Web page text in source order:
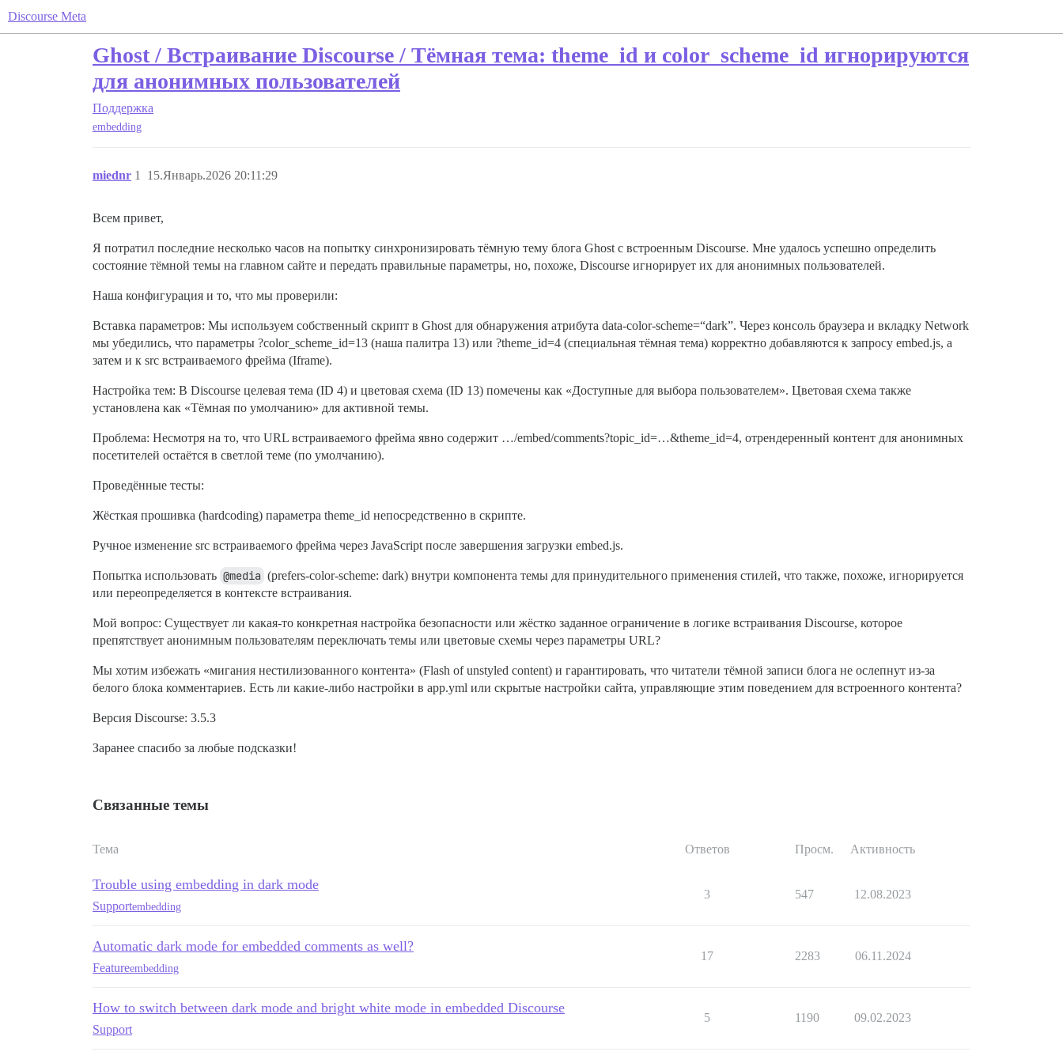
Discourse Meta
Ghost / Встраивание Discourse / Тёмная тема: theme_id и color_scheme_id игнорируются
для анонимных пользователей
Поддержка
embedding
miednr 15.Январь.2026 20:11:29
1
Всем привет,
Я потратил последние несколько часов на попытку синхронизировать тёмную тему блога Ghost с встроенным Discourse. Мне удалось успешно определить
состояние тёмной темы на главном сайте и передать правильные параметры, но, похоже, Discourse игнорирует их для анонимных пользователей.
Наша конфигурация и то, что мы проверили:
Вставка параметров: Мы используем собственный скрипт в Ghost для обнаружения атрибута data-color-scheme=“dark”. Через консоль браузера и вкладку Network
мы убедились, что параметры ?color_scheme_id=13 (наша палитра 13) или ?theme_id=4 (специальная тёмная тема) корректно добавляются к запросу embed.js, а
затем и к src встраиваемого фрейма (Iframe).
Настройка тем: В Discourse целевая тема (ID 4) и цветовая схема (ID 13) помечены как «Доступные для выбора пользователем». Цветовая схема также
установлена как «Тёмная по умолчанию» для активной темы.
Проблема: Несмотря на то, что URL встраиваемого фрейма явно содержит …/embed/comments?topic_id=…&theme_id=4, отрендеренный контент для анонимных
посетителей остаётся в светлой теме (по умолчанию).
Проведённые тесты:
Жёсткая прошивка (hardcoding) параметра theme_id непосредственно в скрипте.
Ручное изменение src встраиваемого фрейма через JavaScript после завершения загрузки embed.js.
Попытка использовать @media (prefers-color-scheme: dark) внутри компонента темы для принудительного применения стилей, что также, похоже, игнорируется
или переопределяется в контексте встраивания.
Мой вопрос: Существует ли какая-то конкретная настройка безопасности или жёстко заданное ограничение в логике встраивания Discourse, которое
препятствует анонимным пользователям переключать темы или цветовые схемы через параметры URL?
Мы хотим избежать «мигания нестилизованного контента» (Flash of unstyled content) и гарантировать, что читатели тёмной записи блога не ослепнут из-за
белого блока комментариев. Есть ли какие-либо настройки в app.yml или скрытые настройки сайта, управляющие этим поведением для встроенного контента?
Версия Discourse: 3.5.3
Заранее спасибо за любые подсказки!
Связанные темы
Тема Ответов Просм. Активность
Trouble using embedding in dark mode
Supportembedding
3 547 12.08.2023
Automatic dark mode for embedded comments as well?
Featureembedding
17 2283 06.11.2024
How to switch between dark mode and bright white mode in embedded Discourse
Support
5 1190 09.02.2023